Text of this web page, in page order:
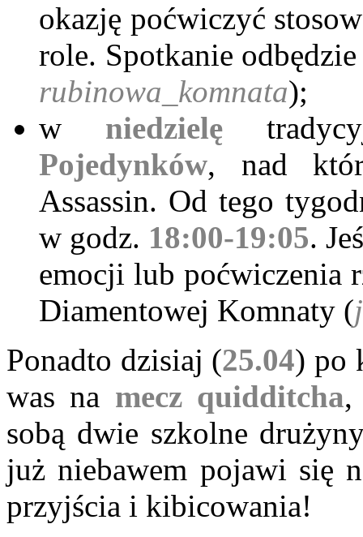
okazję poćwiczyć
role. Spotkanie
rubinowa_komnata);
w niedzielę
Pojedynków, nad
Assassin. Od tego
w godz. 18:00-19:05.
emocji lub poćwiczenia
Diamentowej Komnaty (
Ponadto dzisiaj (25.04) po
was na mecz quidditcha,
sobą dwie szkolne
już niebawem pojawi się
przyjścia i kibicowania!